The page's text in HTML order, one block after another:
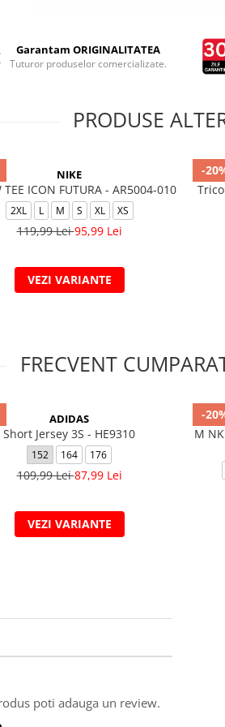
Garantam ORIGINALITATEA
Tuturor produselor comercializate.
PRODUSE
NIKE
TEE ICON FUTURA - AR5004-010
2XL L M S XL XS
119,99 Lei95,99 Lei
VEZI VARIANTE
-
FRECVENT
ADIDAS
Short Jersey 3S - HE9310
152 164 176
109,99 Lei87,99 Lei
VEZI VARIANTE
-
M
poti adauga un review.